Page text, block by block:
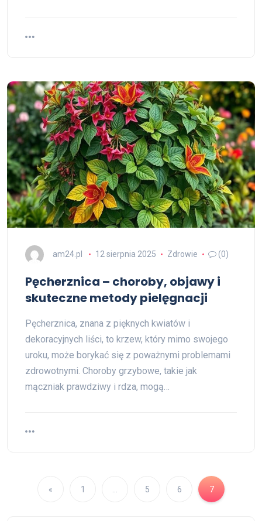
am24.pl 12 sierpnia 2025 Zdrowie (0)
Pęcherznica – choroby, objawy i
skuteczne metody pielęgnacji
Pęcherznica, znana z pięknych kwiatów i
dekoracyjnych liści, to krzew, który mimo swojego
uroku, może borykać się z poważnymi problemami
zdrowotnymi. Choroby grzybowe, takie jak
mączniak prawdziwy i rdza, mogą…
« 1 … 5 6 7